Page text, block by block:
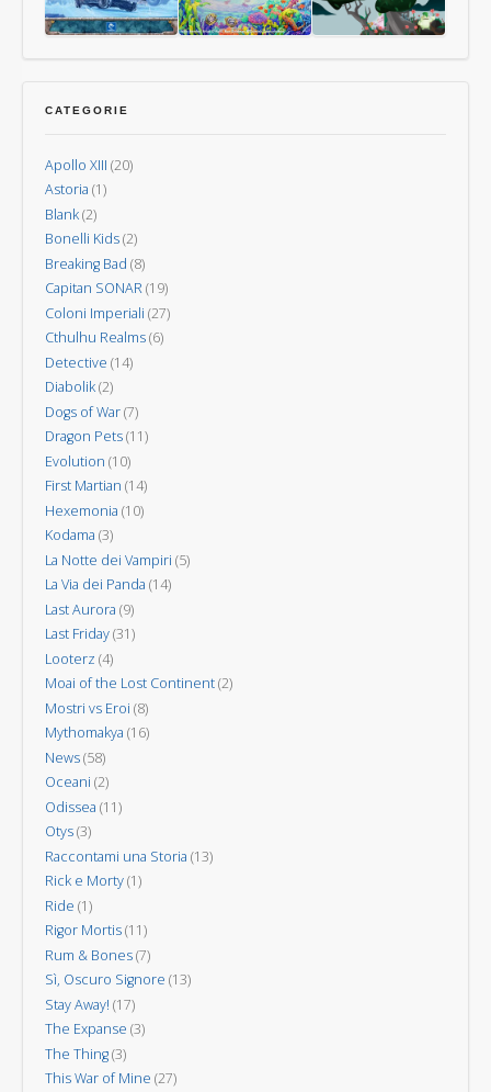
Mondi
Aurora
CATEGORIE
Apollo XIII (20)
Astoria (1)
Blank(2)
Bonelli Kids(2)
Breaking Bad (8)
Capitan SONAR(19)
Coloni Imperiali (27)
Cthulhu Realms(6)
Detective (14)
Diabolik(2)
Dogs of War(7)
Dragon Pets(11)
Evolution (10)
First Martian (14)
Hexemonia (10)
Kodama (3)
La Notte dei Vampiri (5)
La Via dei Panda (14)
Last Aurora (9)
Last Friday(31)
Looterz (4)
Moai of the Lost Continent(2)
Mostri vs Eroi (8)
Mythomakya (16)
News(58)
Oceani (2)
Odissea (11)
Otys(3)
Raccontami una Storia (13)
Rick e Morty(1)
Ride (1)
Rigor Mortis(11)
Rum & Bones(7)
Sì, Oscuro Signore (13)
Stay Away! (17)
The Expanse (3)
The Thing(3)
This War of Mine (27)